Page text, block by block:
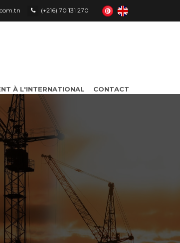
(+216) 70 131 270
À L'INTERNATIONAL CONTACT